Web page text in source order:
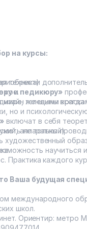
на курсы:
техника)
кос.
гелевыми
аппаратный)
и педикюру»
мире, женщины
но и
включат в себя
не только
художественный
Ваша будущая
международного
школ.
Ориентир: метро